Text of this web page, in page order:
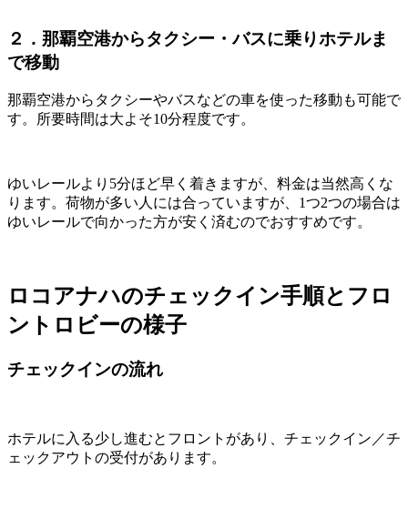
２．那覇空港からタクシー・バスに乗りホテルま
で移動
那覇空港からタクシーやバスなどの車を使った移動も可能で
す。所要時間は大よそ10分程度です。
ゆいレールより5分ほど早く着きますが、料金は当然高くな
ります。荷物が多い人には合っていますが、1つ2つの場合は
ゆいレールで向かった方が安く済むのでおすすめです。
ロコアナハのチェックイン手順とフロ
ントロビーの様子
チェックインの流れ
ホテルに入る少し進むとフロントがあり、チェックイン／チ
ェックアウトの受付があります。